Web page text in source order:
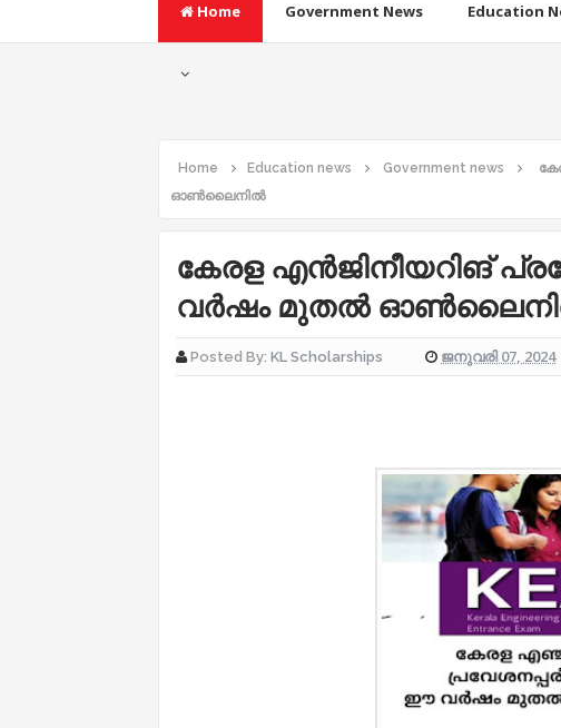
Home Government News Education
Home Education news Government news
ഓൺലൈനിൽ
കേരള എൻജിനീയറിങ്
വർഷം മുതൽ
Posted By: KL Scholarships ജനുവരി 07, 2024